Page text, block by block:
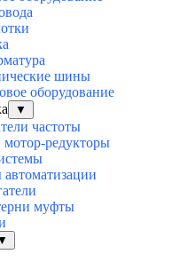
шины
оборудование
▼
частоты
редукторы
муфты